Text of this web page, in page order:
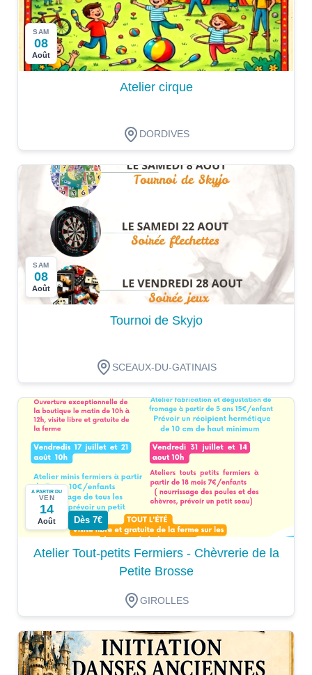
SAM
08
Août
Atelier cirque
DORDIVES
SAM
08
Août
Tournoi de Skyjo
SCEAUX-DU-GATINAIS
A PARTIR DU
VEN
14
Août Dès 7€
Atelier Tout-petits Fermiers - Chèvrerie de la
Petite Brosse
GIROLLES